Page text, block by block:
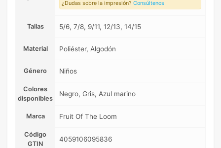
¿Dudas sobre la impresión? Consúltenos
Tallas 5/6, 7/8, 9/11, 12/13, 14/15
Material Poliéster, Algodón
Género Niños
Colores
disponibles
Negro, Gris, Azul marino
Marca Fruit Of The Loom
Código
GTIN
4059106095836